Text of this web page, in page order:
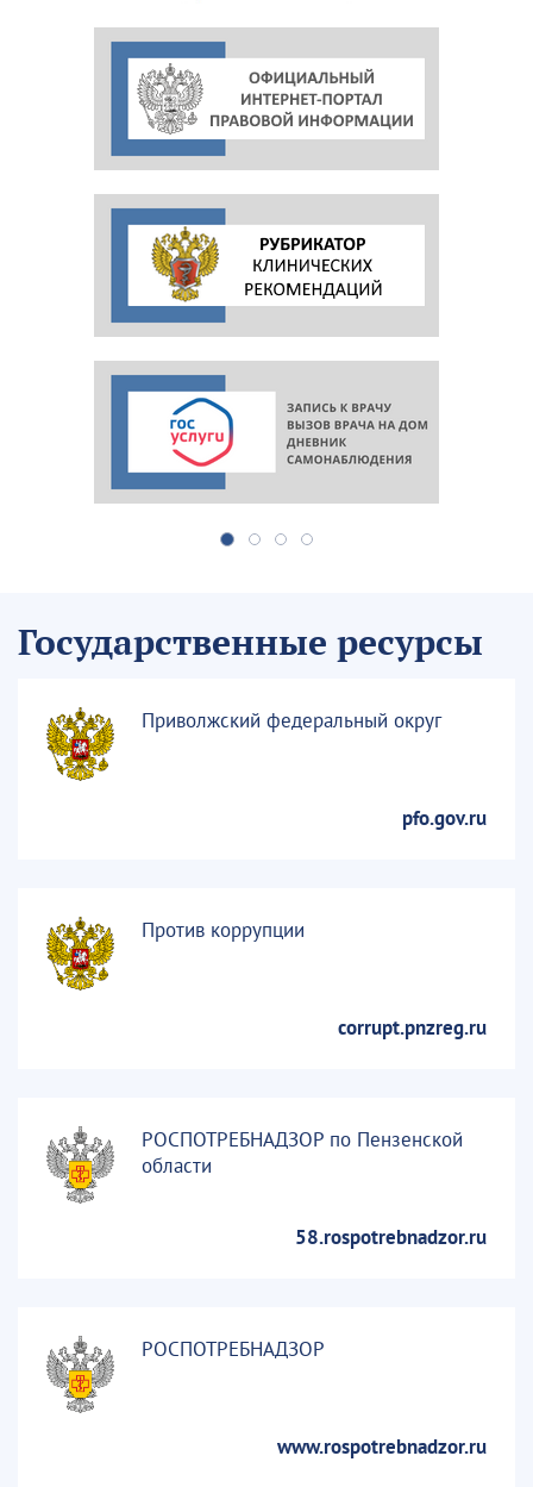
Государственные ресурсы
Приволжский федеральный округ
pfo.gov.ru
Против коррупции
corrupt.pnzreg.ru
РОСПОТРЕБНАДЗОР по Пензенской
области
58.rospotrebnadzor.ru
РОСПОТРЕБНАДЗОР
www.rospotrebnadzor.ru